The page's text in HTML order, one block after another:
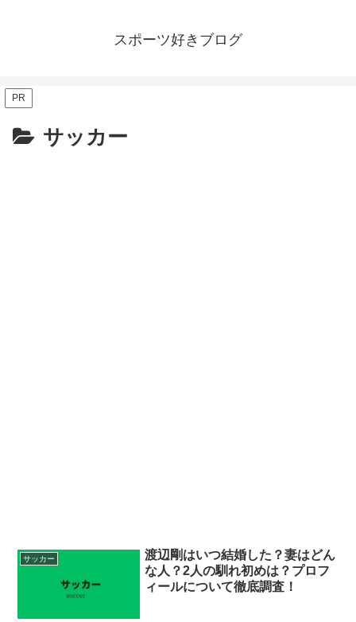
スポーツ好きブログ
PR
サッカー
サッカー
渡辺剛はいつ結婚した？妻はどん
な人？2人の馴れ初めは？プロフ
ィールについて徹底調査！